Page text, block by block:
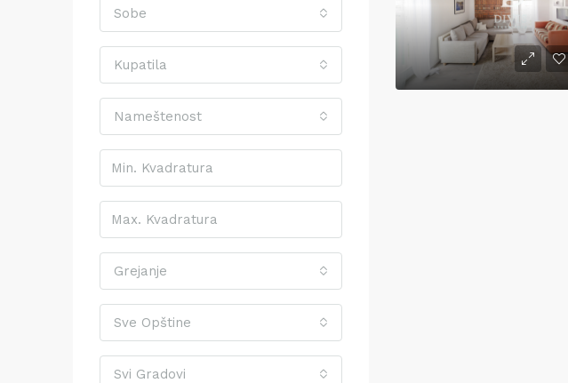
Sobe
Kupatila
Nameštenost
Grejanje
Sve Opštine
Svi Gradovi